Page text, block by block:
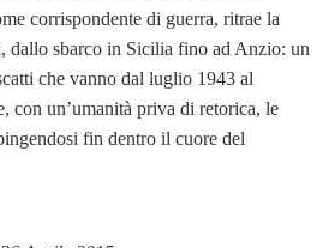
corrispondente di guerra, ritrae la
dallo sbarco in Sicilia fino ad Anzio: un
che vanno dal luglio 1943 al
con un’umanità priva di retorica, le
fin dentro il cuore del